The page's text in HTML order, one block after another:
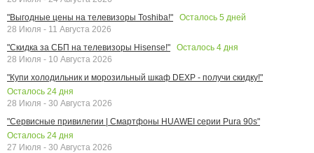
"Выгодные цены на телевизоры Toshiba!"
Осталось 5 дней
28 Июля - 11 Августа 2026
"Скидка за СБП на телевизоры Hisense!"
Осталось 4 дня
28 Июля - 10 Августа 2026
"Купи холодильник и морозильный шкаф DEXP - получи скидку!"
Осталось 24 дня
28 Июля - 30 Августа 2026
"Сервисные привилегии | Смартфоны HUAWEI серии Pura 90s"
Осталось 24 дня
27 Июля - 30 Августа 2026